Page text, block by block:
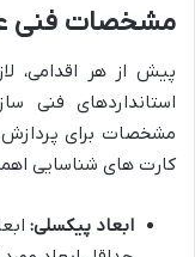
مشخصات فنی
پیش از هر اقدامی،
استانداردهای فنی
مشخصات برای
کارت های شناسایی
ابعاد پیکسلی: